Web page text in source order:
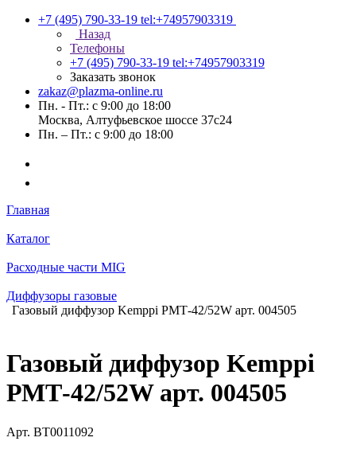
+7 (495) 790-33-19 tel:+74957903319
Назад
Телефоны
+7 (495) 790-33-19 tel:+74957903319
Заказать звонок
zakaz@plazma-online.ru
Пн. - Пт.: с 9:00 до 18:00
Москва, Алтуфьевское шоссе 37с24
Пн. – Пт.: с 9:00 до 18:00
Главная
Каталог
Расходные части MIG
Диффузоры газовые
Газовый диффузор Kemppi РМТ-42/52W арт. 004505
Газовый диффузор Kemppi
РМТ-42/52W арт. 004505
Арт. BT0011092